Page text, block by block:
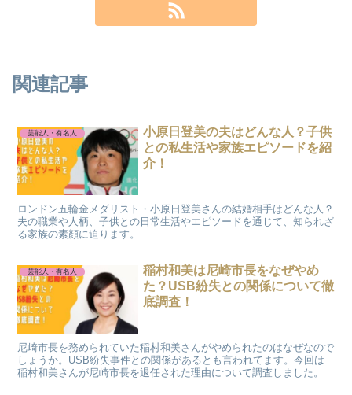
関連記事
芸能人・有名人
小原日登美の夫はどんな人？子供
との私生活や家族エピソードを紹
介！
ロンドン五輪金メダリスト・小原日登美さんの結婚相手はどんな人？
夫の職業や人柄、子供との日常生活やエピソードを通じて、知られざ
る家族の素顔に迫ります。
芸能人・有名人
稲村和美は尼崎市長をなぜやめ
た？USB紛失との関係について徹
底調査！
尼崎市長を務められていた稲村和美さんがやめられたのはなぜなので
しょうか。USB紛失事件との関係があるとも言われてます。今回は
稲村和美さんが尼崎市長を退任された理由について調査しました。